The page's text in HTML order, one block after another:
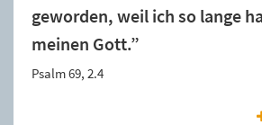
geworden, weil ich so lange
meinen Gott.”
Psalm 69, 2.4